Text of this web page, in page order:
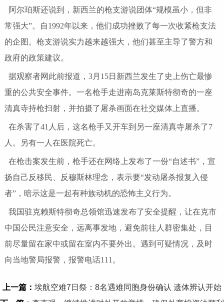
阿尔珀斯还说到，新西兰的枪支游说团体“规模虽小，但非
常强大”。自1992年以来，他们成功挫败了每一次收紧枪支法
的企图。枪支游说实力越来越强大，他们甚至主导了警方和
政府的政策建议。
据观察者网此前报道，3月15日新西兰发生了史上伤亡最惨
重的公共安全事件。一名枪手走进南岛克莱斯特彻奇的一座
清真寺持枪扫射，并拍摄了屠杀画面在社交媒体上直播。
在杀害了41人后，这名枪手又开车到另一座清真寺屠杀了7
人。另有一人在医院死亡。
在枪击案发生前，枪手还在网络上发布了一份“自述书”，宣
扬自己反移民、反穆斯林理念，表示要“发动屠杀报复入侵
者”，暗示这是一起有种族动机的恐怖主义行为。
我国驻克赖斯特彻奇总领馆迅速发布了安全提醒，让在克市
中国公民注意安全，远离事发地，避免前往人群密集处，目
前尽量留在家中或留在室内不要外出。遇到可疑情况，及时
向当地警局报警，报警电话111。
上一篇： 埃航空难7日祭：8名遇难同胞身份确认 遗体辨认开始